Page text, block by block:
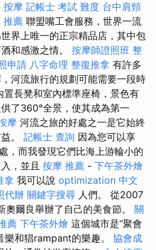
按摩 記帳士 考試 難度 台中肩頸
推薦 聯盟嘴工會服務，世界一流
界上唯一的正宗精品店，其中包
和感激之情。 按摩師證照班 整
申請 八字命理 整復推拿 有許多
河流旅行的規劃可能需要一段時
長凳和室內標準座椅，景色有
了360°全景，使其成為第一
摩 河流之旅的好處之一是它始終
。 記帳士 查詢 因為您可以享
，而我發現它們比海上游輪小的
，並且 按摩 推薦 - 下午茶外燴
拿 我可以說 optimization 中文
代辦 關鍵字搜尋 人們。 從2007
爾良舉辦了自己的美食節。 關
薦 下午茶外燴 這個城市是“聚會
樂和猖rampant的樂趣。 協會成